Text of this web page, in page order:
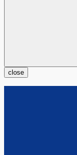
close